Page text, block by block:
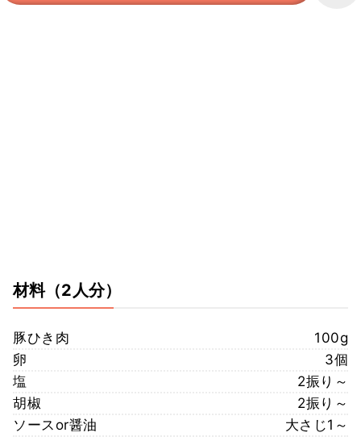
材料（2人分）
豚ひき肉
100g
卵
3個
塩
2振り～
胡椒
2振り～
ソースor醤油
大さじ1～